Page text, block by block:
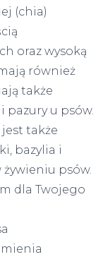
(chia)
oraz wysoką
również
także
pazury u psów.
także
bazylia i
psów.
dla Twojego